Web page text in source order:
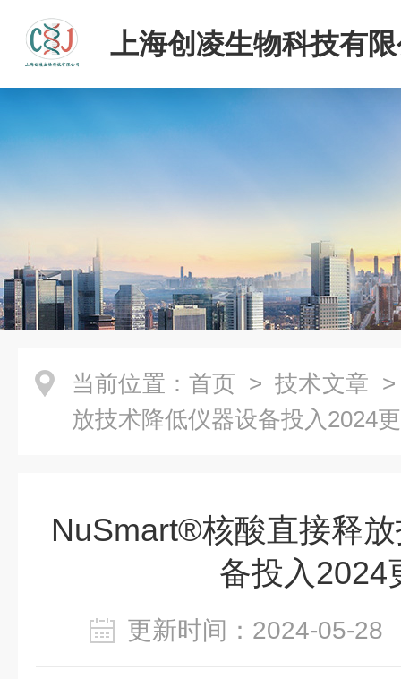
上海创凌生物科技有
当前位置： 首页 > 技术文章
放技术降低仪器设备投入2024
NuSmart®核酸直接释
备投入2024
更新时间：2024-05-